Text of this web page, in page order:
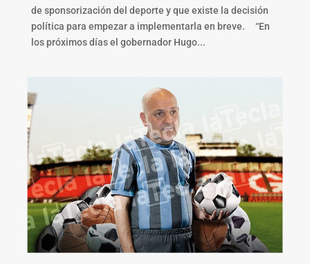
de sponsorización del deporte y que existe la decisión
política para empezar a implementarla en breve. “En
los próximos días el gobernador Hugo...